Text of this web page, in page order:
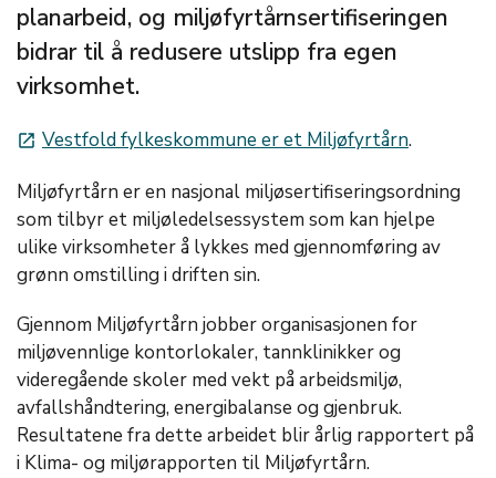
planarbeid, og miljøfyrtårnsertifiseringen
bidrar til å redusere utslipp fra egen
virksomhet.
launch Vestfold fylkeskommune er et Miljøfyrtårn.
Miljøfyrtårn er en nasjonal miljøsertifiseringsordning
som tilbyr et miljøledelsessystem som kan hjelpe
ulike virksomheter å lykkes med gjennomføring av
grønn omstilling i driften sin.
Gjennom Miljøfyrtårn jobber organisasjonen for
miljøvennlige kontorlokaler, tannklinikker og
videregående skoler med vekt på arbeidsmiljø,
avfallshåndtering, energibalanse og gjenbruk.
Resultatene fra dette arbeidet blir årlig rapportert på
i Klima- og miljørapporten til Miljøfyrtårn.